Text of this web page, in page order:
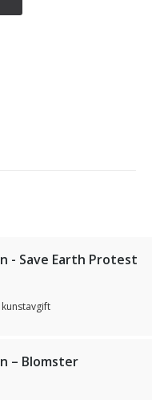
- Save Earth Protest
kunstavgift
– Blomster